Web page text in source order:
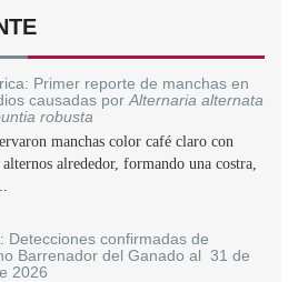
Primer reporte de manchas en
causadas por Alternaria alternata
robusta
manchas color café claro con
alrededor, formando una costra,
Detecciones confirmadas de
Barrenador del Ganado al 31 de
2026